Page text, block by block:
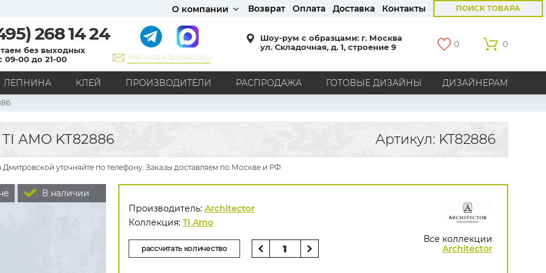
О компании Возврат Оплата Доставка Контакты ПОИСК ТОВАРА
268 14 24
без выходных
09-00 до 21-00
Написать директору
Шоу-рум с образцами: г. Москва
ул. Складочная, д. 1, строение 9
0 0
ЛЕПНИНА КЛЕЙ ПРОИЗВОДИТЕЛИ РАСПРОДАЖА ГОТОВЫЕ ДИЗАЙНЫ ДИЗАЙНЕРАМ
Кантри
Модерн Прованс Хай-тек
Лофт
Классика
Английский стиль
Америка
Англия Бельгия
Германия
Голландия
Россия Все страны
РИСУНОК
Граффити
Карта мира
Под кирпич
С надписями
Однотонные
Цветы
Дамаск
Все рисунки
БРЕНДЫ
York
Bernardo Bartalucci
Zambaiti
AS Creation
Hygge Roll
Grandeco
AMO KT82886 Артикул: KT82886
уточняйте по телефону. Заказы доставляем по Москве и РФ.
В наличии
Все коллекции
Architector
Производитель: Architector
Коллекция: Ti Amo
рассчитать количество